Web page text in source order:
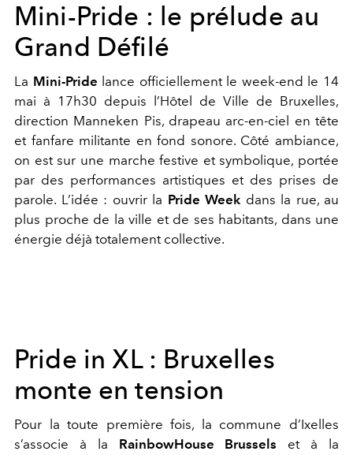
Mini-Pride : le prélude au
Grand Défilé
La Mini-Pride lance officiellement le week-end le 14
mai à 17h30 depuis l’Hôtel de Ville de Bruxelles,
direction Manneken Pis, drapeau arc-en-ciel en tête
et fanfare militante en fond sonore. Côté ambiance,
on est sur une marche festive et symbolique, portée
par des performances artistiques et des prises de
parole. L’idée : ouvrir la Pride Week dans la rue, au
plus proche de la ville et de ses habitants, dans une
énergie déjà totalement collective.
Pride in XL : Bruxelles
monte en tension
Pour la toute première fois, la commune d’Ixelles
s’associe à la RainbowHouse Brussels et à la